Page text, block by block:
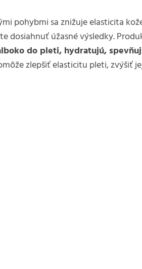
pohybmi sa znižuje elasticita
úžasné výsledky.
do pleti, hydratujú,
zlepšiť elasticitu pleti, zvýšiť